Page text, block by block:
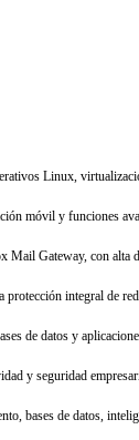
Linux,
móvil y funciones
Mail Gateway, con alta
integral de
de datos y
y seguridad
bases de datos,